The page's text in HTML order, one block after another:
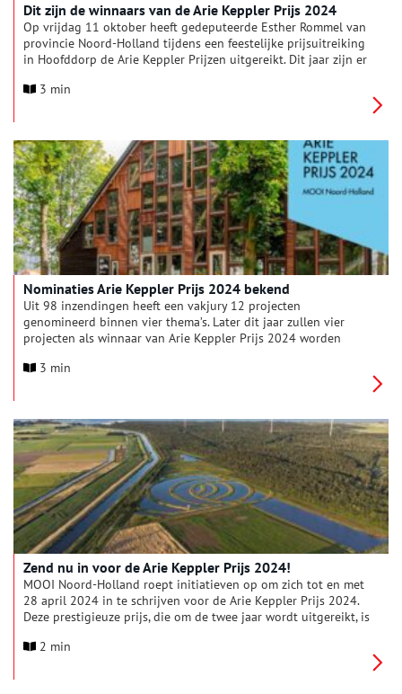
Dit zijn de winnaars van de Arie Keppler Prijs 2024
Op vrijdag 11 oktober heeft gedeputeerde Esther Rommel van
provincie Noord-Holland tijdens een feestelijke prijsuitreiking
in Hoofddorp de Arie Keppler Prijzen uitgereikt. Dit jaar zijn er
De jury formuleert dit jaar één simpele vraag waarop de
3 min
Nominaties Arie Keppler Prijs 2024 bekend
Uit 98 inzendingen heeft een vakjury 12 projecten
genomineerd binnen vier thema’s. Later dit jaar zullen vier
projecten als winnaar van Arie Keppler Prijs 2024 worden
het Noord-Hollandse publiek worden gekozen. Vanaf vandaag
oktober worden de Arie Keppler Prijzen door gedeputeerde
van de provincie Noord-Holland, Esther Rommel uitgereikt.
3 min
Zend nu in voor de Arie Keppler Prijs 2024!
MOOI Noord-Holland roept initiatieven op om zich tot en met
28 april 2024 in te schrijven voor de Arie Keppler Prijs 2024.
Deze prestigieuze prijs, die om de twee jaar wordt uitgereikt, is
Bijzondere initiatieven (projecten en beleidsplannen) die in de
2 min